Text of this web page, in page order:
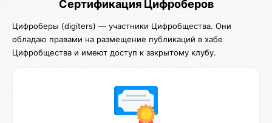
Сертификация Цифроберов
Цифроберы (digiters) — участники Цифробщества. Они
обладаю правами на размещение публикаций в хабе
Цифробщества и имеют доступ к закрытому клубу.